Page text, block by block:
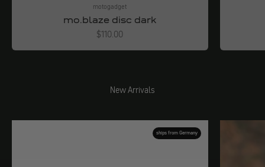
motogadget
mo.blaze disc dark
Angebot
$110.00
New Arrivals
ships from Germany